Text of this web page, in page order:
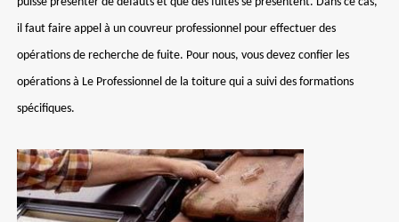
il faut faire appel à un couvreur professionnel pour effectuer des
opérations de recherche de fuite. Pour nous, vous devez confier les
opérations à Le Professionnel de la toiture qui a suivi des formations
spécifiques.